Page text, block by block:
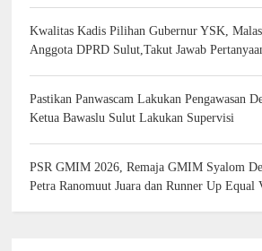
Kwalitas Kadis Pilihan Gubernur YSK,
Anggota DPRD Sulut,Takut Jawab
Pastikan Panwascam Lakukan Pengawasan
Ketua Bawaslu Sulut Lakukan Supervisi
PSR GMIM 2026, Remaja GMIM Syalom
Petra Ranomuut Juara dan Runner Up Equal